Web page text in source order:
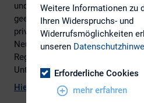
und Beschäftigung in
geeignete Rahmenbedingungen
privater und institutioneller
Neuemissionen mobilisiert
Regulierung muss ebenfalls dazu
Unternehmen die Börse als
Hier
finden Sie weitere
Weitere Informationen zu
Ihren Widerspruchs- und
Widerrufsmöglichkeiten
unseren
Erforderliche Cookies
mehr erfahren